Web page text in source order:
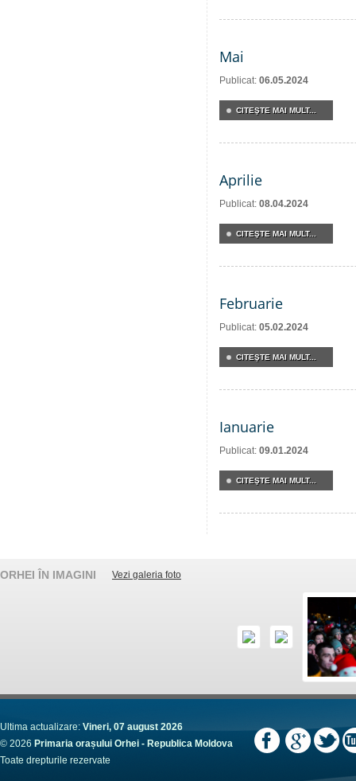
Mai
Publicat: 06.05.2024
CITEŞTE MAI MULT...
Aprilie
Publicat: 08.04.2024
CITEŞTE MAI MULT...
Februarie
Publicat: 05.02.2024
CITEŞTE MAI MULT...
Ianuarie
Publicat: 09.01.2024
CITEŞTE MAI MULT...
ORHEI ÎN IMAGINI Vezi galeria foto
Ultima actualizare: Vineri, 07 august 2026
© 2026 Primaria orașului Orhei - Republica Moldova
Toate drepturile rezervate